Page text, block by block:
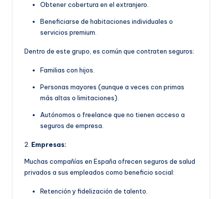
Obtener cobertura en el extranjero.
Beneficiarse de habitaciones individuales o
servicios premium.
Dentro de este grupo, es común que contraten seguros:
Familias con hijos.
Personas mayores (aunque a veces con primas
más altas o limitaciones).
Autónomos o freelance que no tienen acceso a
seguros de empresa.
2. Empresas:
Muchas compañías en España ofrecen seguros de salud
privados a sus empleados como beneficio social:
Retención y fidelización de talento.